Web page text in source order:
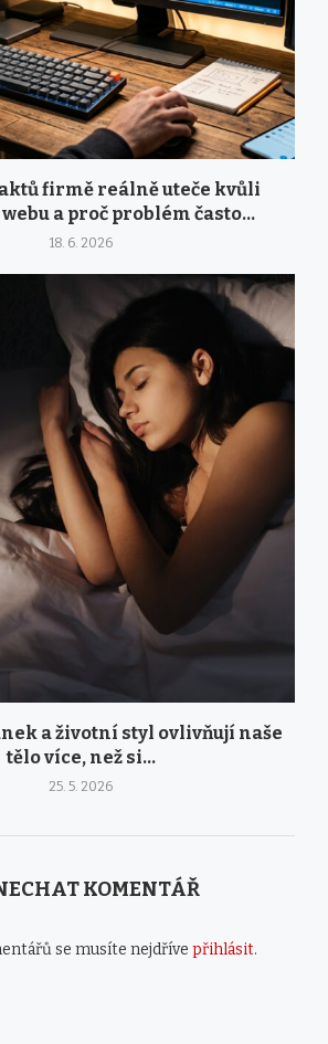
firmě reálně uteče kvůli
a proč problém často...
18. 6. 2026
a životní styl ovlivňují naše
tělo více, než si...
25. 5. 2026
KOMENTÁŘ
se musíte nejdříve přihlásit.